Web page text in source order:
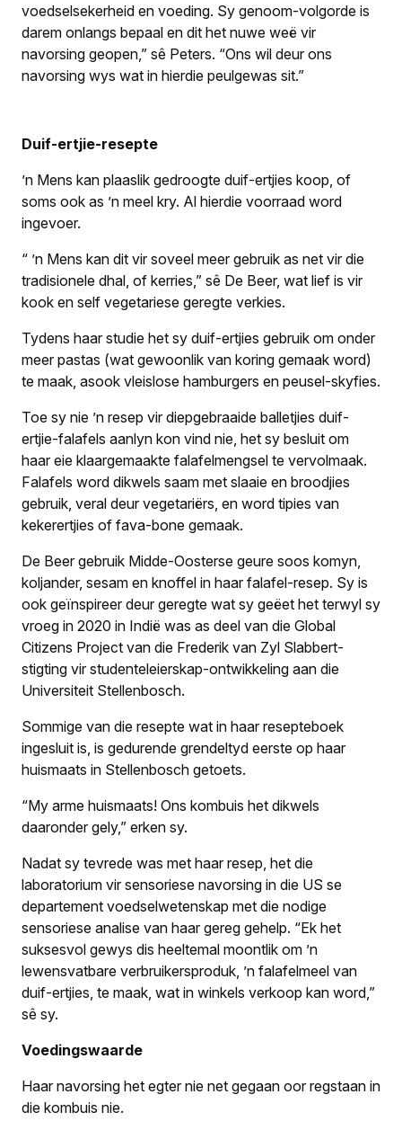
voedselsekerheid en voeding. Sy genoom-volgorde is
darem onlangs bepaal en dit het nuwe weë vir
navorsing geopen,” sê Peters. “Ons wil deur ons
navorsing wys wat in hierdie peulgewas sit.”
Duif-ertjie-resepte
’n Mens kan plaaslik gedroogte duif-ertjies koop, of
soms ook as ’n meel kry. Al hierdie voorraad word
ingevoer.
“ ’n Mens kan dit vir soveel meer gebruik as net vir die
tradisionele dhal, of kerries,” sê De Beer, wat lief is vir
kook en self vegetariese geregte verkies.
Tydens haar studie het sy duif-ertjies gebruik om onder
meer pastas (wat gewoonlik van koring gemaak word)
te maak, asook vleislose hamburgers en peusel-skyfies.
Toe sy nie ’n resep vir diepgebraaide balletjies duif-
ertjie-falafels aanlyn kon vind nie, het sy besluit om
haar eie klaargemaakte falafelmengsel te vervolmaak.
Falafels word dikwels saam met slaaie en broodjies
gebruik, veral deur vegetariërs, en word tipies van
kekerertjies of fava-bone gemaak.
De Beer gebruik Midde-Oosterse geure soos komyn,
koljander, sesam en knoffel in haar falafel-resep. Sy is
ook geïnspireer deur geregte wat sy geëet het terwyl sy
vroeg in 2020 in Indië was as deel van die Global
Citizens Project van die Frederik van Zyl Slabbert-
stigting vir studenteleierskap-ontwikkeling aan die
Universiteit Stellenbosch.
Sommige van die resepte wat in haar resepteboek
ingesluit is, is gedurende grendeltyd eerste op haar
huismaats in Stellenbosch getoets.
“My arme huismaats! Ons kombuis het dikwels
daaronder gely,” erken sy.
Nadat sy tevrede was met haar resep, het die
laboratorium vir sensoriese navorsing in die US se
departement voedselwetenskap met die nodige
sensoriese analise van haar gereg gehelp. “Ek het
suksesvol gewys dis heeltemal moontlik om ’n
lewensvatbare verbruikersproduk, ’n falafelmeel van
duif-ertjies, te maak, wat in winkels verkoop kan word,”
sê sy.
Voedingswaarde
Haar navorsing het egter nie net gegaan oor regstaan in
die kombuis nie.